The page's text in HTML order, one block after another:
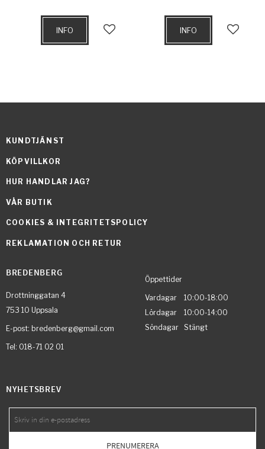
Lägg till i favoriter
INFO Lägg
INFO
KUNDTJÄNST
KÖPVILLKOR
HUR HANDLAR JAG?
VÅR BUTIK
COOKIES & INTEGRITETSPOLICY
REKLAMATION OCH RETUR
BREDENBERG
Drottninggatan 4
753 10 Uppsala
E-post: bredenberg@gmail.com
Tel: 018-71 02 01
Öppettider
Vardagar 10:00-18:00
Lördagar 10:00-14:00
Söndagar Stängt
NYHETSBREV
PRENUMERERA